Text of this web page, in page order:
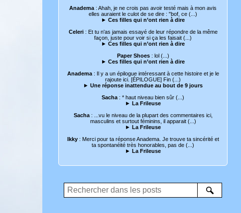
Anadema : Ahah, je ne crois pas avoir testé mais à mon avis
elles auraient le culot de se dire : "bof, ce (...)
► Ces filles qui n’ont rien à dire
Celeri: Et tu n'as jamais essayé de leur répondre de la même
façon, juste pour voir si ça les faisait (...)
► Ces filles qui n’ont rien à dire
Paper Shoes: lol (...)
► Ces filles qui n’ont rien à dire
Anadema: Il y a un épilogue intéressant à cette histoire et je le
rajoute ici. [ÉPILOGUE] Fin (...)
► Une réponse inattendue au bout de 9 jours
Sacha : * haut niveau bien sûr (...)
► La Frileuse
Sacha: ...vu le niveau de la plupart des commentaires ici,
masculins et surtout féminins, il apparait (...)
► La Frileuse
Ikky: Merci pour ta réponse Anadema. Je trouve ta sincérité et
ta spontanéité très honorables, pas de (...)
► La Frileuse